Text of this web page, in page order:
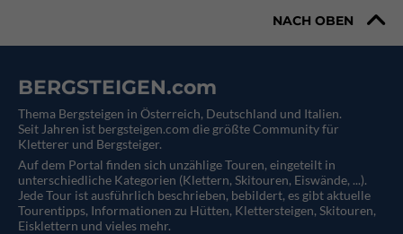
NACH OBEN
BERGSTEIGEN.com
Thema Bergsteigen in Österreich, Deutschland und Italien.
Seit Jahren ist bergsteigen.com die größte Community für
Kletterer und Bergsteiger.
Auf dem Portal finden sich unzählige Touren, eingeteilt in
unterschiedliche Kategorien (Klettern, Skitouren, Eiswände, ...).
Jede Tour ist ausführlich beschrieben, bebildert, es gibt aktuelle
Tourentipps, Informationen zu Hütten, Klettersteigen, Skitouren,
Eisklettern und vieles mehr.